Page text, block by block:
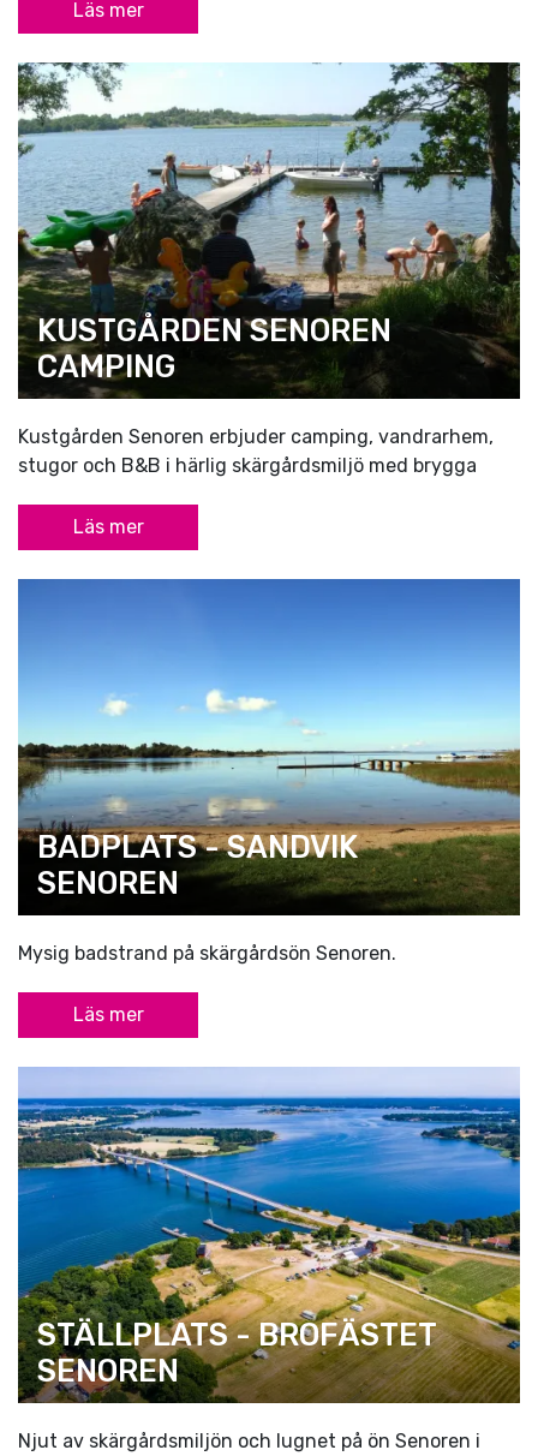
Läs mer
KUSTGÅRDEN SENOREN
CAMPING
Kustgården Senoren erbjuder camping, vandrarhem,
stugor och B&B i härlig skärgårdsmiljö med brygga
Läs mer
BADPLATS - SANDVIK
SENOREN
Mysig badstrand på skärgårdsön Senoren.
Läs mer
STÄLLPLATS - BROFÄSTET
SENOREN
Njut av skärgårdsmiljön och lugnet på ön Senoren i